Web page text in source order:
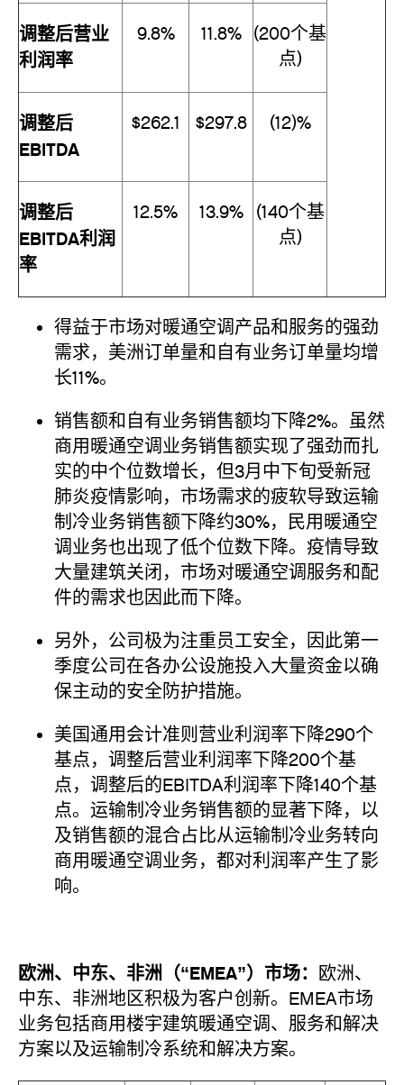
调整后营业
利润率
9.8% 11.8% (200个基
点)
调整后
EBITDA
$262.1 $297.8 (12)%
调整后
EBITDA利润
率
12.5% 13.9% (140个基
点)
得益于市场对暖通空调产品和服务的强劲
需求，美洲订单量和自有业务订单量均增
长11%。
销售额和自有业务销售额均下降2%。虽然
商用暖通空调业务销售额实现了强劲而扎
实的中个位数增长，但3月中下旬受新冠
肺炎疫情影响，市场需求的疲软导致运输
制冷业务销售额下降约30%，民用暖通空
调业务也出现了低个位数下降。疫情导致
大量建筑关闭，市场对暖通空调服务和配
件的需求也因此而下降。
另外，公司极为注重员工安全，因此第一
季度公司在各办公设施投入大量资金以确
保主动的安全防护措施。
美国通用会计准则营业利润率下降290个
基点，调整后营业利润率下降200个基
点，调整后的EBITDA利润率下降140个基
点。运输制冷业务销售额的显著下降，以
及销售额的混合占比从运输制冷业务转向
商用暖通空调业务，都对利润率产生了影
响。
欧洲、中东、非洲（“EMEA”）市场： 欧洲、
中东、非洲地区积极为客户创新。EMEA市场
业务包括商用楼宇建筑暖通空调、服务和解决
方案以及运输制冷系统和解决方案。